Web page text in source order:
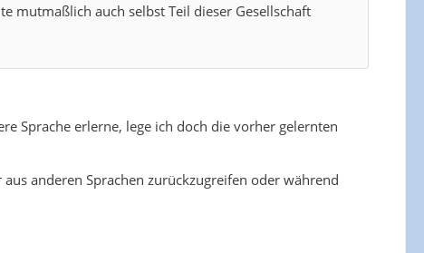
mutmaßlich auch selbst Teil dieser Gesellschaft
Sprache erlerne, lege ich doch die vorher gelernten
anderen Sprachen zurückzugreifen oder während